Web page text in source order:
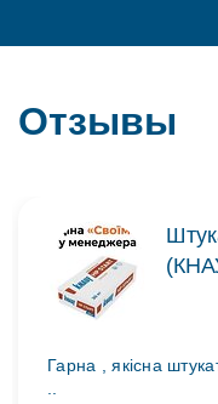
Отзывы
Гарна , якісна
..